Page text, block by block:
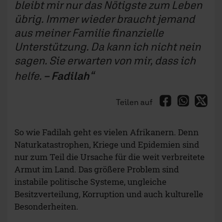
bleibt mir nur das Nötigste zum Leben
übrig. Immer wieder braucht jemand
aus meiner Familie finanzielle
Unterstützung. Da kann ich nicht nein
sagen. Sie erwarten von mir, dass ich
helfe. – Fadilah
Teilen auf
So wie Fadilah geht es vielen Afrikanern. Denn
Naturkatastrophen, Kriege und Epidemien sind
nur zum Teil die Ursache für die weit verbreitete
Armut im Land. Das größere Problem sind
instabile politische Systeme, ungleiche
Besitzverteilung, Korruption und auch kulturelle
Besonderheiten.